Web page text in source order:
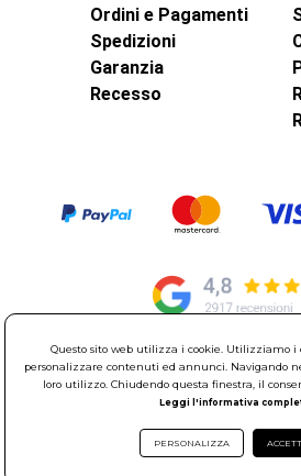
Ordini e Pagamenti
Spedizioni
Garanzia
Recesso
© Elettroservice Spa - Sede Legale: Via
00015 Monterotondo
Sociale 1.600.000,00 Euro i.v. Iscritto al
Roma REA: RM-
Questo sito web utilizza i cookie. Utilizziamo i
personalizzare contenuti ed annunci. Navigando
loro utilizzo. Chiudendo questa finestra, il
Leggi l'informativa
PERSONALIZZA